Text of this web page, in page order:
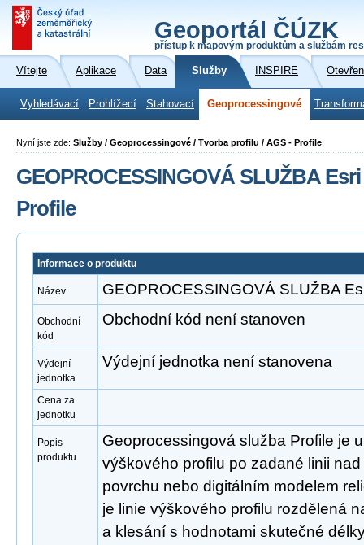
Geoportál ČÚZK
přístup k mapovým produktům a službám
Vítejte Aplikace Data Služby INSPIRE
Vyhledávací Prohlížecí Stahovací Geoprocessingové
Nyní jste zde: Služby / Geoprocessingové / Tvorba profilu / AGS - Profile
GEOPROCESSINGOVÁ SLUŽBA
Profile
Informace o produktu
Název GEOPROCESSINGOVÁ SLUŽBA
Obchodní
kód
Obchodní kód není stanoven
Výdejní
jednotka
Výdejní jednotka není stanovena
Cena za
jednotku
Popis
produktu
Geoprocessingová služba Profile je
výškového profilu po zadané linii
povrchu nebo digitálním modelem
je linie výškového profilu rozdělená
a klesání s hodnotami skutečné